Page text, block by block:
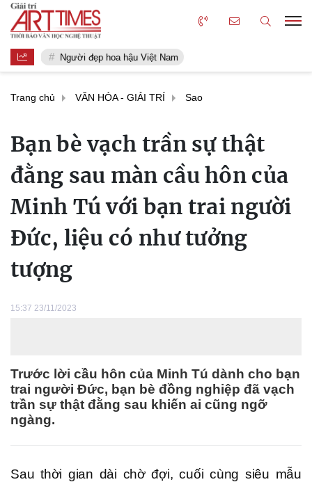
Người đẹp hoa hậu Việt Nam
Trang chủ VĂN HÓA - GIẢI TRÍ Sao
Bạn bè vạch trần sự thật
đằng sau màn cầu hôn của
Minh Tú với bạn trai người
Đức, liệu có như tưởng
tượng
15:37 23/11/2023
Trước lời cầu hôn của Minh Tú dành cho bạn
trai người Đức, bạn bè đồng nghiệp đã vạch
trần sự thật đằng sau khiến ai cũng ngỡ
ngàng.
Sau thời gian dài chờ đợi, cuối cùng siêu mẫu